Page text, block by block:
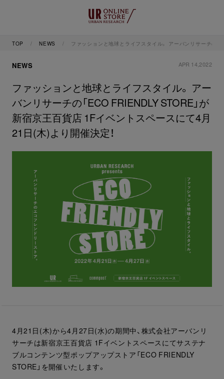
TOP NEWS ファッションと地球とライフスタイル。 アーバンリサーチの
NEWS APR 14,2022
ファッションと地球とライフスタイル。 アー
バンリサーチの「ECO FRIENDLY STORE」が
新宿京王百貨店 1Fイベントスペースにて4月
21日(木)より開催決定！
4月21日(木)から4月27日(水)の期間中、株式会社アーバンリ
サーチは新宿京王百貨店 1Fイベントスペースにてサステナ
ブルコンテンツ型ポップアップストア「ECO FRIENDLY
STORE」を開催いたします。